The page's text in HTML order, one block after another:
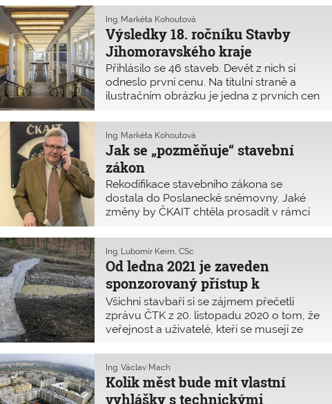
stanovisek pro stavební řízení. Fikce
souhlasu platí již od 1. ledna 2021 a může
tedy začít výrazně měnit podobu nejen
historických center měst. Aneb co již platí
a mělo být až v novém stavebním
zákoně?
Výsledky 18. ročníku Stavby
Jihomoravského kraje
Ing. Markéta Kohoutová
Přihlásilo se 46 staveb. Devět z nich si
odneslo první cenu. Na titulní straně a
ilustračním obrázku je jedna z prvních cen
Janáčkova divadla v Brně. Projektant:
Architekti Hrůša & spol., Ateliér Brno, s.r.o.
Zhotovitel: Metrostav a.s.; IMOS Brno, a.s.;
OHL ŽS, a.s.
Jak se „pozměňuje“ stavební
zákon
Ing. Markéta Kohoutová
Rekodifikace stavebního zákona se
dostala do Poslanecké sněmovny. Jaké
změny by ČKAIT chtěla prosadit v rámci
připravují pro druhé čtení? Připravuje se
skutečně zrychlení nebo jen další
zpomalení povolování staveb? Odpovídá
Robert Špalek, předseda ČKAIT.
Od ledna 2021 je zaveden
sponzorovaný přístup k
technickým normám
Ing. Lubomír Keim, CSc.
Všichni stavbaři si se zájmem přečetli
zprávu ČTK z 20. listopadu 2020 o tom, že
veřejnost a uživatelé, kteří se musejí ze
budou mít bezplatný přístup na internetu.
Jak je to ale doopravdy? Proč jich bylo v
polovině ledna zdarma jen dvacet?
Kolik měst bude mít vlastní
vyhlášky s technickými
Ing. Václav Mach